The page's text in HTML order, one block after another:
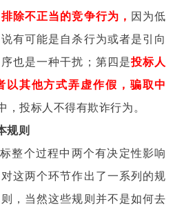
除不正当的竞争行为， 因为低
有可能是自杀行为或者是引向
也是一种干扰；第四是投标人
以其他方式弄虚作假，骗取中
，投标人不得有欺诈行为。
规则
整个过程中两个有决定性影响
这两个环节作出了一系列的规
，当然这些规则并不是如何去